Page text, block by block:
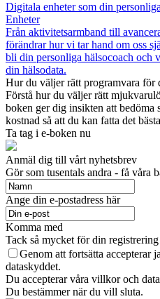
Digitala enheter som din
Enheter
Från aktivitetsarmband till
förändrar hur vi tar hand om oss
bli din personliga hälsocoach och
din hälsodata.
Hur du väljer rätt programvara för
Förstå hur du väljer rätt
boken ger dig insikten att bedöma
kostnad så att du kan fatta det
Ta tag i e-boken nu
Anmäl dig till vårt nyhetsbrev
Gör som tusentals andra - få våra
Ange din e-postadress här
Komma med
Tack så mycket för din registrering
Genom att fortsätta accepterar
dataskyddet.
Du accepterar våra villkor och
Du bestämmer när du vill sluta.